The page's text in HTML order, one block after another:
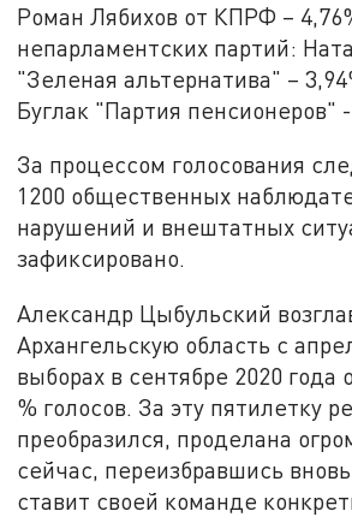
Роман Лябихов от КПРФ –
непарламентских партий:
"Зеленая альтернатива" –
Буглак "Партия пенсионеров"
За процессом голосования
1200 общественных
нарушений и внештатных
зафиксировано.
Александр Цыбульский
Архангельскую область с
выборах в сентябре 2020 года
% голосов. За эту пятилетку
преобразился, проделана
сейчас, переизбравшись
ставит своей команде